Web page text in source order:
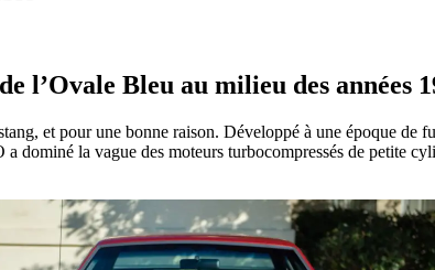
l’Ovale Bleu au milieu des années
et pour une bonne raison. Développé à une époque de
dominé la vague des moteurs turbocompressés de petite